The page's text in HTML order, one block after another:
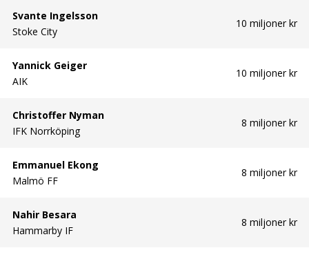
Svante Ingelsson
Stoke City
10 miljoner kr
Yannick Geiger
AIK
10 miljoner kr
Christoffer Nyman
IFK Norrköping
8 miljoner kr
Emmanuel Ekong
Malmö FF
8 miljoner kr
Nahir Besara
Hammarby IF
8 miljoner kr